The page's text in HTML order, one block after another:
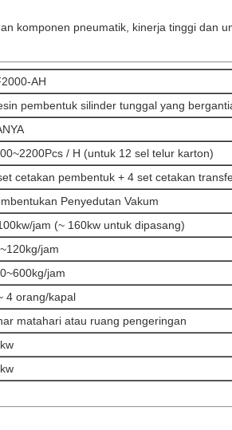
komponen pneumatik, kinerja tinggi dan
AH
pembentuk silinder tunggal yang
/ H (untuk 12 sel telur karton)
cetakan pembentuk + 4 set cetakan
Penyedutan Vakum
jam (~ 160kw untuk dipasang)
jam
jam
4 orang/kapal
matahari atau ruang pengeringan